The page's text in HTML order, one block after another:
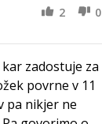
2 0
zadostuje za
povrne v 11
pa nikjer ne